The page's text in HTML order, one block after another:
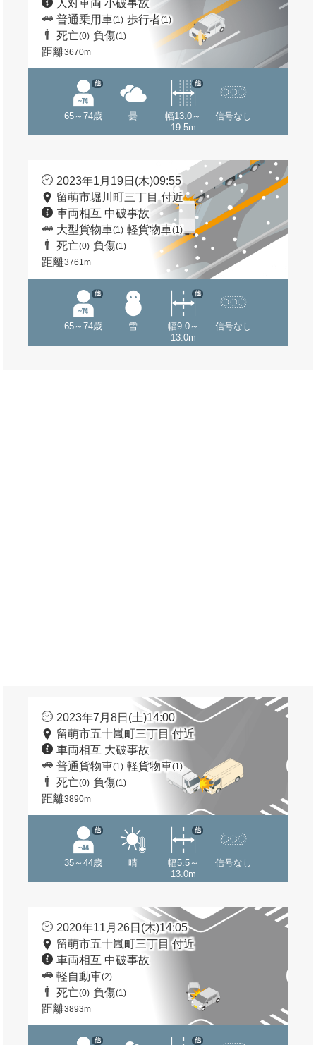
人対車両 小破事故
普通乗用車(1) 歩行者(1)
死亡(0) 負傷(1)
距離3670m
65～74歳
他
曇
幅13.0～
19.5m
他
信号なし
2023年1月19日(木)09:55
留萌市堀川町三丁目 付近
車両相互 中破事故
大型貨物車(1) 軽貨物車(1)
死亡(0) 負傷(1)
距離3761m
65～74歳
他
雪
幅9.0～
13.0m
他
信号なし
2023年7月8日(土)14:00
留萌市五十嵐町三丁目 付近
車両相互 大破事故
普通貨物車(1) 軽貨物車(1)
死亡(0) 負傷(1)
距離3890m
35～44歳
他
晴
幅5.5～
13.0m
他
信号なし
2020年11月26日(木)14:05
留萌市五十嵐町三丁目 付近
車両相互 中破事故
軽自動車(2)
死亡(0) 負傷(1)
距離3893m
他 他